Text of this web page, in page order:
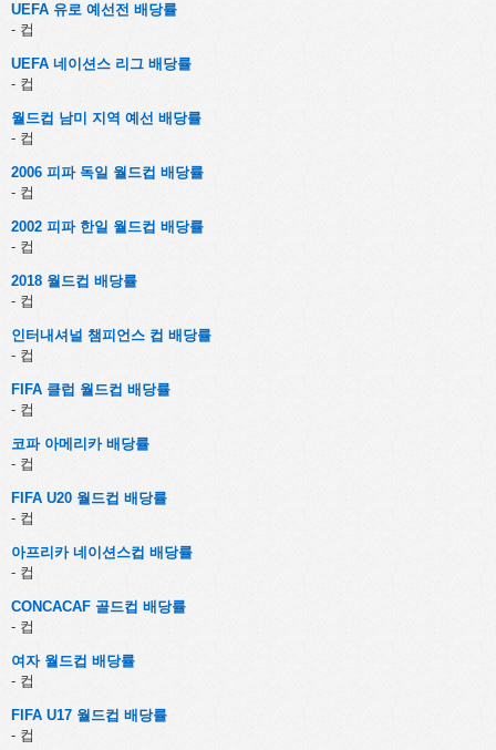
UEFA 유로 예선전 배당률
- 컵
UEFA 네이션스 리그 배당률
- 컵
월드컵 남미 지역 예선 배당률
- 컵
2006 피파 독일 월드컵 배당률
- 컵
2002 피파 한일 월드컵 배당률
- 컵
2018 월드컵 배당률
- 컵
인터내셔널 챔피언스 컵 배당률
- 컵
FIFA 클럽 월드컵 배당률
- 컵
코파 아메리카 배당률
- 컵
FIFA U20 월드컵 배당률
- 컵
아프리카 네이션스컵 배당률
- 컵
CONCACAF 골드컵 배당률
- 컵
여자 월드컵 배당률
- 컵
FIFA U17 월드컵 배당률
- 컵